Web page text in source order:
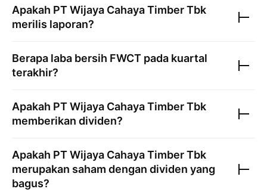
Apakah PT Wijaya Cahaya Timber Tbk
merilis laporan?
Berapa laba bersih FWCT pada kuartal
terakhir?
Apakah PT Wijaya Cahaya Timber Tbk
memberikan dividen?
Apakah PT Wijaya Cahaya Timber Tbk
merupakan saham dengan dividen yang
bagus?